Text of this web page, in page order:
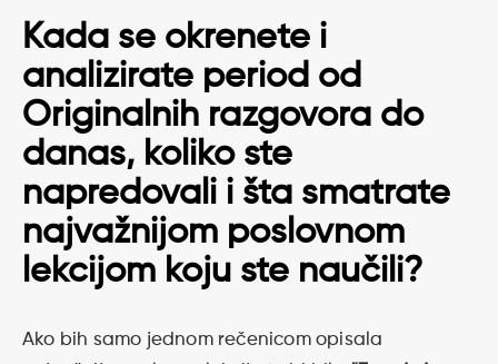
Kada se okrenete i
analizirate period od
Originalnih razgovora do
danas, koliko ste
napredovali i šta smatrate
najvažnijom poslovnom
lekcijom koju ste naučili?
Ako bih samo jednom rečenicom opisala